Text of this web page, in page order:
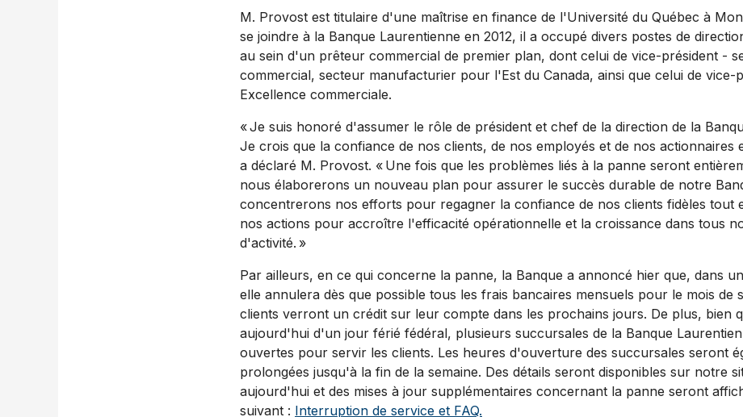
M. Provost est titulaire d'une maîtrise en finance de l'Université du Québec à
se joindre à la Banque Laurentienne en 2012, il a occupé divers postes de
au sein d'un prêteur commercial de premier plan, dont celui de vice-président -
commercial, secteur manufacturier pour l'Est du Canada, ainsi que celui de vice-
Excellence commerciale.
« Je suis honoré d'assumer le rôle de président et chef de la direction de la
Je crois que la confiance de nos clients, de nos employés et de nos actionnaires
a déclaré M. Provost. « Une fois que les problèmes liés à la panne seront
nous élaborerons un nouveau plan pour assurer le succès durable de notre
concentrerons nos efforts pour regagner la confiance de nos clients fidèles tout
nos actions pour accroître l'efficacité opérationnelle et la croissance dans tous
d'activité. »
Par ailleurs, en ce qui concerne la panne, la Banque a annoncé hier que, dans
elle annulera dès que possible tous les frais bancaires mensuels pour le mois de
clients verront un crédit sur leur compte dans les prochains jours. De plus, bien
aujourd'hui d'un jour férié fédéral, plusieurs succursales de la Banque
ouvertes pour servir les clients. Les heures d'ouverture des succursales seront
prolongées jusqu'à la fin de la semaine. Des détails seront disponibles sur notre
aujourd'hui et des mises à jour supplémentaires concernant la panne seront
suivant : Interruption de service et FAQ.